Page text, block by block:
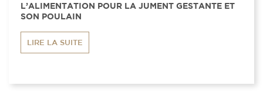
L’ALIMENTATION POUR LA JUMENT GESTANTE ET
SON POULAIN
LIRE LA SUITE